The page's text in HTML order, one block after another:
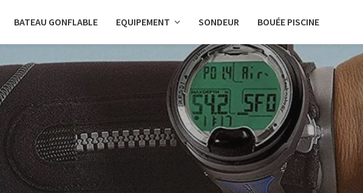
BATEAU GONFLABLE EQUIPEMENT SONDEUR BOUÉE PISCINE